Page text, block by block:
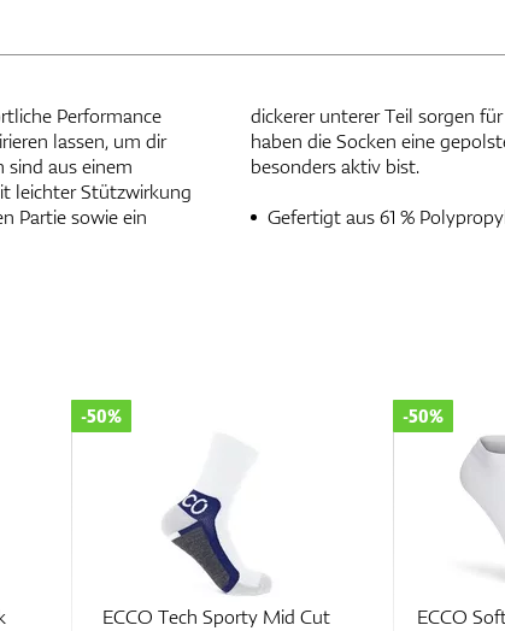
Performance
lassen, um dir
aus einem
leichter Stützwirkung
Partie sowie ein
Merkmal
wenn du
besonders aktiv bist.
Gefertigt aus 61 %
ECCO Soft Touch No-Show
-50%
ECCO
-50%